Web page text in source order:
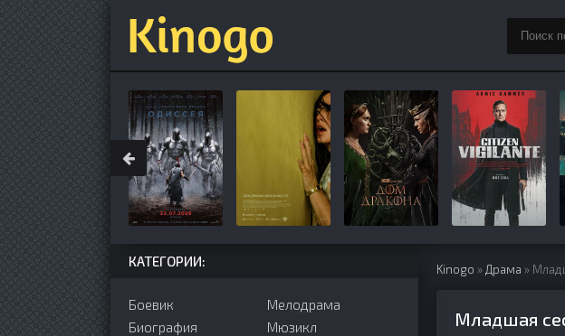
Kinogo » Драма »
Младшая
КАТЕГОРИИ:
Боевик
Биография
Мелодрама
Мюзикл